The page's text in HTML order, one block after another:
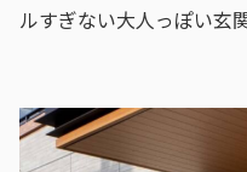
ルすぎない大人っぽい玄